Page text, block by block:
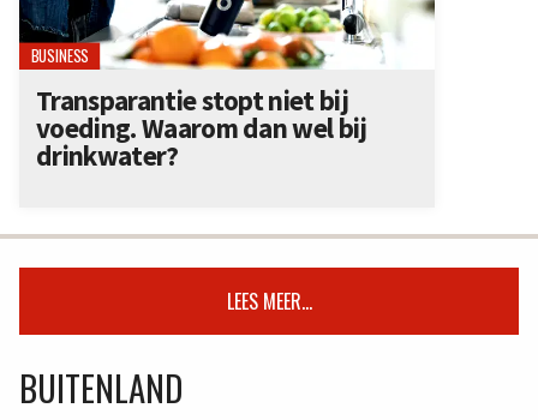
BUSINESS
Transparantie stopt niet bij
voeding. Waarom dan wel bij
drinkwater?
LEES MEER...
BUITENLAND